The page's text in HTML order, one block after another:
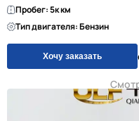
Пробег: 5к км
Тип двигателя: Бензин
Хочу заказать